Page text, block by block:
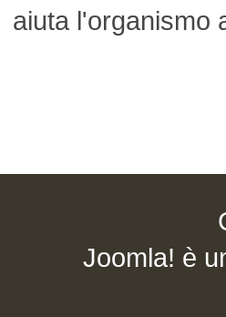
aiuta l'organismo
Joomla! è